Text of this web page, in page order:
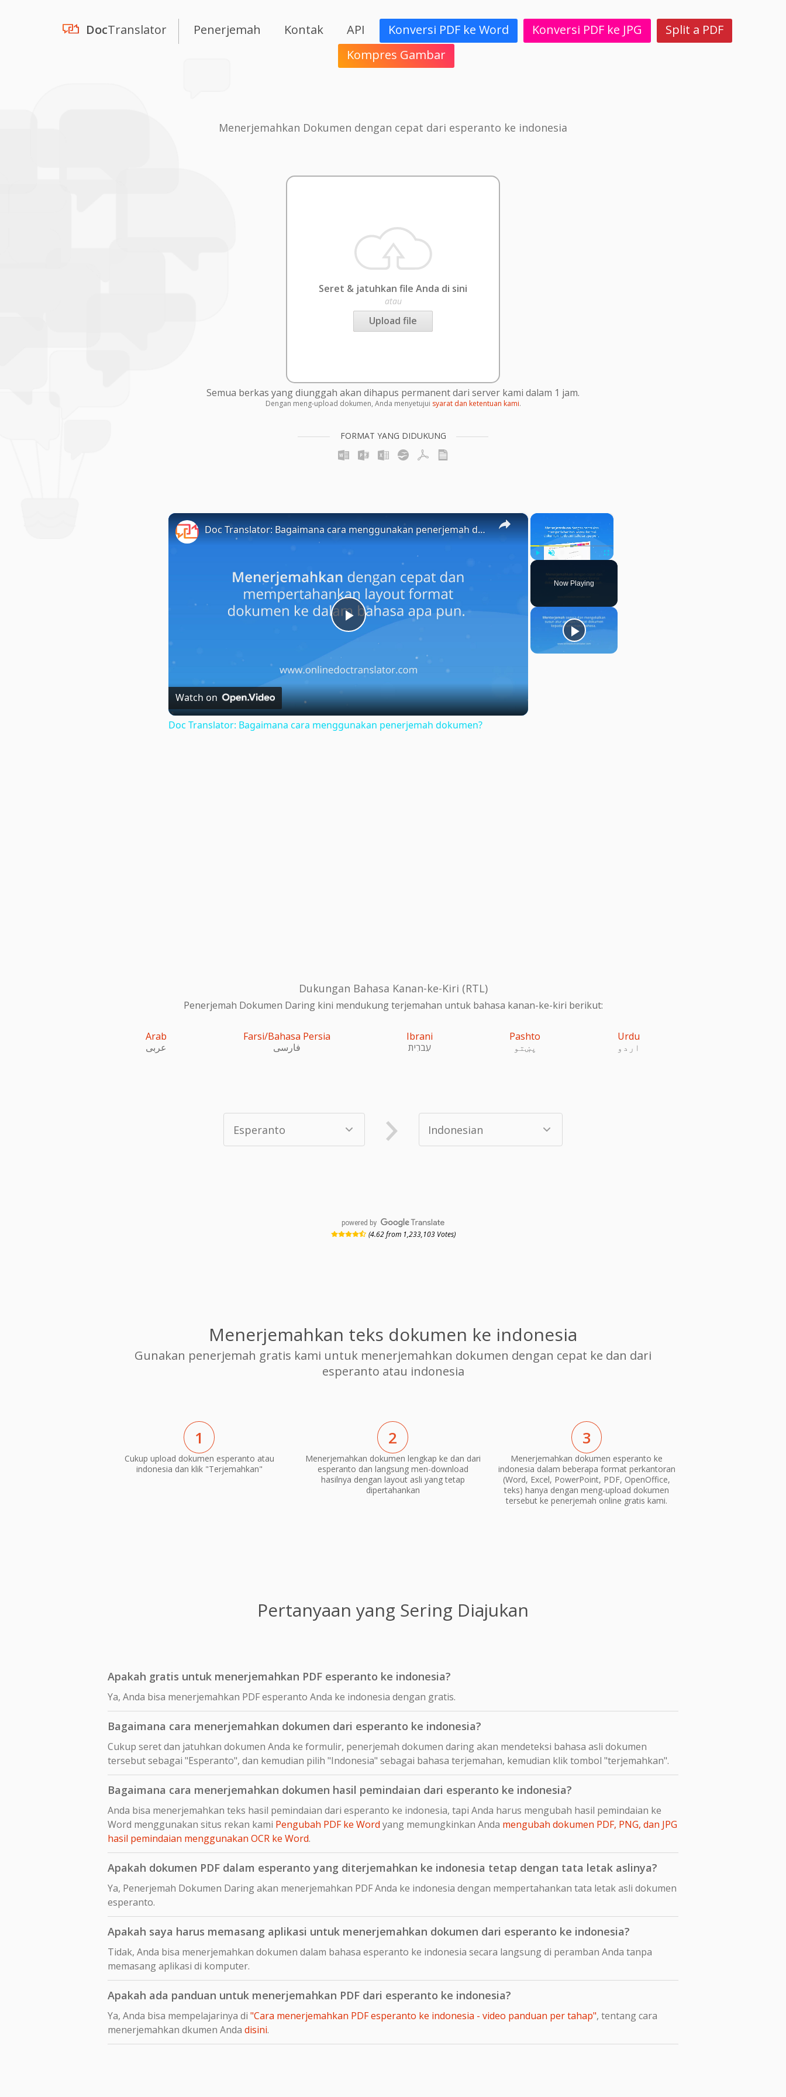
DocTranslator Penerjemah Kontak API Konversi PDF ke Word Konversi PDF ke JPG
Split a PDF
Kompres Gambar
Menerjemahkan Dokumen dengan cepat dari esperanto ke indonesia
Seret & jatuhkan file Anda di sini
atau
Upload file
Semua berkas yang diunggah akan dihapus permanent dari server kami dalam 1 jam.
Dengan meng-upload dokumen, Anda menyetujui syarat dan ketentuan kami.
FORMAT YANG DIDUKUNG
×
Fullscreen
Now Playing
×
Play
Video
Doc Translator: Bagaimana cara menggunakan penerjemah dokumen?
Watch on
Doc Translator: Bagaimana cara menggunakan penerjemah dokumen?
Dukungan Bahasa Kanan-ke-Kiri (RTL)
Penerjemah Dokumen Daring kini mendukung terjemahan untuk bahasa kanan-ke-kiri berikut:
Arab
عربى
Farsi/Bahasa Persia
فارسی
Ibrani
עִברִית
Pashto
پښتو
Urdu
اردو
powered by
(4.62 from 1,233,103 Votes)
Menerjemahkan teks dokumen ke indonesia
Gunakan penerjemah gratis kami untuk menerjemahkan dokumen dengan cepat ke dan dari
esperanto atau indonesia
1
Cukup upload dokumen esperanto atau
indonesia dan klik "Terjemahkan"
2
Menerjemahkan dokumen lengkap ke dan dari
esperanto dan langsung men-download
hasilnya dengan layout asli yang tetap
dipertahankan
3
Menerjemahkan dokumen esperanto ke
indonesia dalam beberapa format perkantoran
(Word, Excel, PowerPoint, PDF, OpenOffice,
teks) hanya dengan meng-upload dokumen
tersebut ke penerjemah online gratis kami.
Pertanyaan yang Sering Diajukan
Apakah gratis untuk menerjemahkan PDF esperanto ke indonesia?
Ya, Anda bisa menerjemahkan PDF esperanto Anda ke indonesia dengan gratis.
Bagaimana cara menerjemahkan dokumen dari esperanto ke indonesia?
Cukup seret dan jatuhkan dokumen Anda ke formulir, penerjemah dokumen daring akan mendeteksi bahasa asli dokumen
tersebut sebagai "Esperanto", dan kemudian pilih "Indonesia" sebagai bahasa terjemahan, kemudian klik tombol "terjemahkan".
Bagaimana cara menerjemahkan dokumen hasil pemindaian dari esperanto ke indonesia?
Anda bisa menerjemahkan teks hasil pemindaian dari esperanto ke indonesia, tapi Anda harus mengubah hasil pemindaian ke
Word menggunakan situs rekan kami Pengubah PDF ke Word yang memungkinkan Anda mengubah dokumen PDF, PNG, dan JPG
hasil pemindaian menggunakan OCR ke Word.
Apakah dokumen PDF dalam esperanto yang diterjemahkan ke indonesia tetap dengan tata letak aslinya?
Ya, Penerjemah Dokumen Daring akan menerjemahkan PDF Anda ke indonesia dengan mempertahankan tata letak asli dokumen
esperanto.
Apakah saya harus memasang aplikasi untuk menerjemahkan dokumen dari esperanto ke indonesia?
Tidak, Anda bisa menerjemahkan dokumen dalam bahasa esperanto ke indonesia secara langsung di peramban Anda tanpa
memasang aplikasi di komputer.
Apakah ada panduan untuk menerjemahkan PDF dari esperanto ke indonesia?
Ya, Anda bisa mempelajarinya di "Cara menerjemahkan PDF esperanto ke indonesia - video panduan per tahap", tentang cara
menerjemahkan dkumen Anda disini.